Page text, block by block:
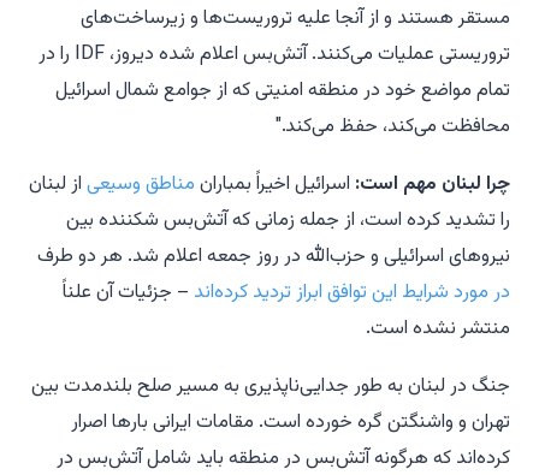
مستقر هستند و از آنجا علیه تروریست‌ها و زیرساخت‌های
تروریستی عملیات می‌کنند. آتش‌بس اعلام شده دیروز، IDF را در
تمام مواضع خود در منطقه امنیتی که از جوامع شمال اسرائیل
محافظت می‌کند، حفظ می‌کند."
چرا لبنان مهم است: اسرائیل اخیراً بمباران مناطق وسیعی از لبنان
را تشدید کرده است، از جمله زمانی که آتش‌بس شکننده بین
نیروهای اسرائیلی و حزب‌الله در روز جمعه اعلام شد. هر دو طرف
در مورد شرایط این توافق ابراز تردید کرده‌اند – جزئیات آن علناً
منتشر نشده است.
جنگ در لبنان به طور جدایی‌ناپذیری به مسیر صلح بلندمدت بین
تهران و واشنگتن گره خورده است. مقامات ایرانی بارها اصرار
کرده‌اند که هرگونه آتش‌بس در منطقه باید شامل آتش‌بس در